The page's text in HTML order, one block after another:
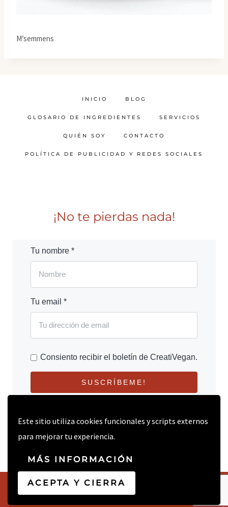
Este sitio utiliza cookies funcionales y scripts externos
para mejorar tu experiencia.
MÁS INFORMACIÓN
ACEPTA Y CIERRA
M’semmens
INICIO BLOG
GLOSARIO DE INGREDIENTES SERVICIOS
QUIÉN SOY CONTACTO
POLÍTICA DE PUBLICIDAD Y REDES SOCIALES
¡No te pierdas nada!
Tu nombre *
Tu email *
Consiento recibir el boletín de CreatiVegan.
SUSCRÍBEME!
© 2026 CREATIVEGAN.NET